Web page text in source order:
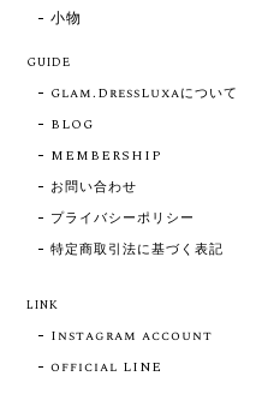
小物
GUIDE
Glam.DressLuxaについて
BLOG
MEMBERSHIP
お問い合わせ
プライバシーポリシー
特定商取引法に基づく表記
LINK
Instagram account
official LINE